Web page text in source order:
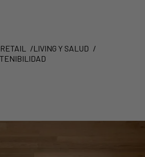
RETAIL
LIVING Y SALUD